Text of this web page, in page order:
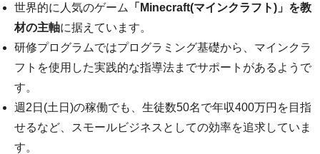
世界的に人気のゲーム
「Minecraft(マインクラフト)」を教
材の主軸に据えています。
研修プログラムではプログラミング基礎から、マインクラ
フトを使用した実践的な指導法までサポートがあるようで
す。
週2日(土日)の稼働でも、生徒数50名で年収400万円を目指
せるなど、スモールビジネスとしての効率を追求していま
す。